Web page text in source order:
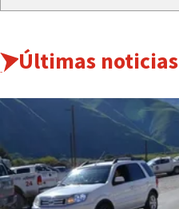
Últimas noticias